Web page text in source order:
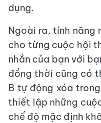
dụng.
Ngoài ra, tính năng
cho từng cuộc hội
nhắn của bạn với
đồng thời cũng có
B tự động xóa
thiết lập những
chế độ mặc định